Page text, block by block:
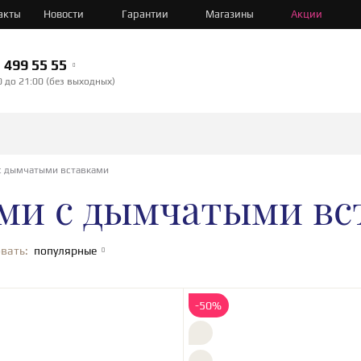
Новости Гарантии Магазины Акции
499 55 55
до 21:00 (без выходных)
дымчатыми вставками
c дымчатыми
популярные
-50%